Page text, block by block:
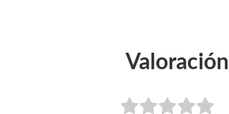
Valoración